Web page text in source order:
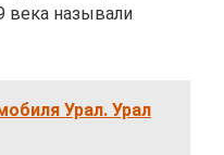
века называли
Урал. Урал